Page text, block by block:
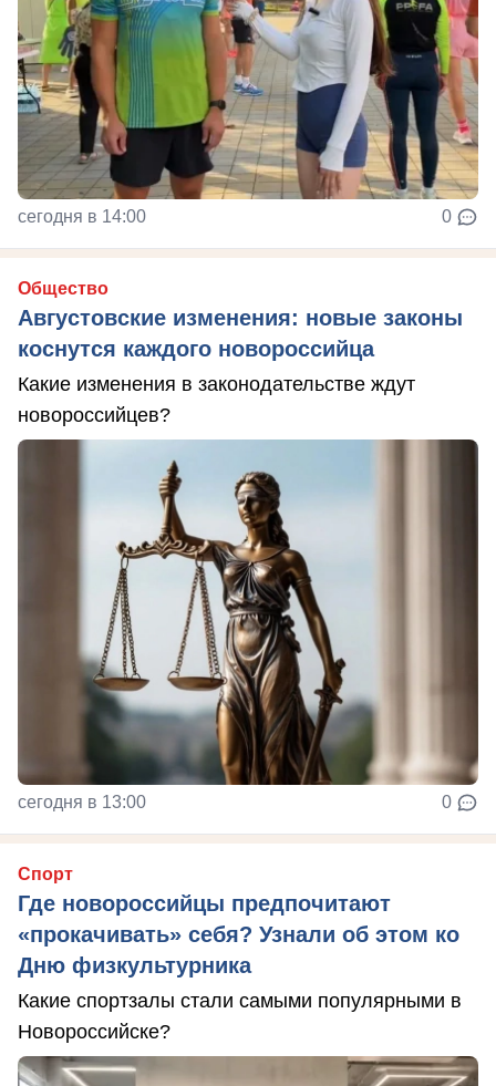
сегодня в 14:00 0
Общество
Августовские изменения: новые законы
коснутся каждого новороссийца
Какие изменения в законодательстве ждут
новороссийцев?
сегодня в 13:00 0
Спорт
Где новороссийцы предпочитают
«прокачивать» себя? Узнали об этом ко
Дню физкультурника
Какие спортзалы стали самыми популярными в
Новороссийске?